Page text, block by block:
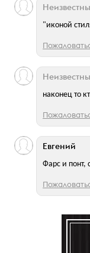
"иконой
наконец то
Фарс и понт,
Евгений